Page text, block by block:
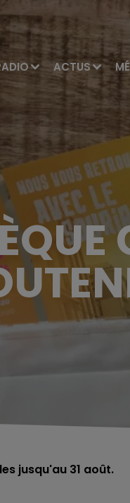
ACTUS
jusqu'au 31 août.